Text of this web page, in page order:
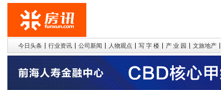
今日头条 行业资讯 公司新闻 人物观点 写 字 楼 产 业 园 文旅地产